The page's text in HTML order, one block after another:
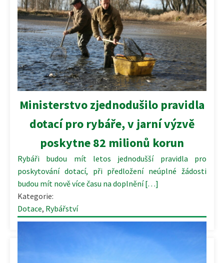
14.04.2026 | 14:34
Ministerstvo zjednodušilo pravidla
dotací pro rybáře, v jarní výzvě
poskytne 82 milionů korun
Rybáři budou mít letos jednodušší pravidla pro
poskytování dotací, při předložení neúplné žádosti
budou mít nově více času na doplnění […]
Kategorie:
Dotace, Rybářství